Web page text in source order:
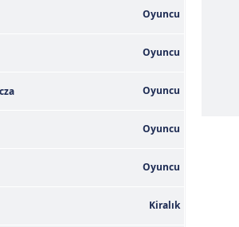
almak için lütfen
tıklayınız.
Oyuncu
Oyuncu
Oyuncu
Oyuncu
Oyuncu
Kiralık